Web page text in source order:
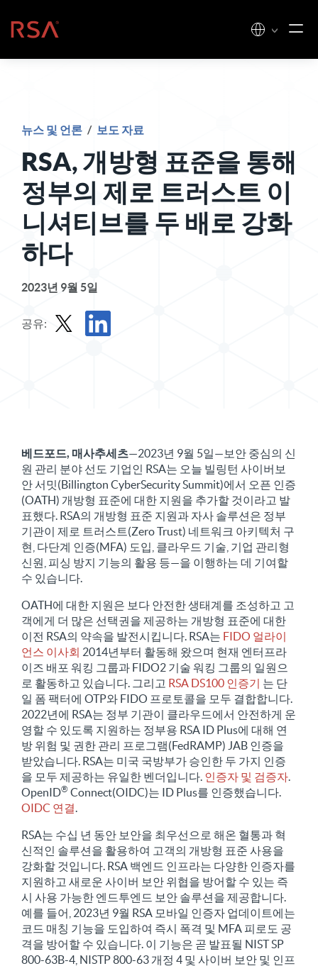
홈
뉴스 및 언론 / 보도 자료
RSA, 개방형 표준을 통해
정부의 제로 트러스트 이
니셔티브를 두 배로 강화
하다
2023년 9월 5일
공유:
베드포드, 매사추세츠—2023년 9월 5일—보안 중심의 신
원 관리 분야 선도 기업인 RSA는 오늘 빌링턴 사이버보
안 서밋(Billington CyberSecurity Summit)에서 오픈 인증
(OATH) 개방형 표준에 대한 지원을 추가할 것이라고 발
표했다. RSA의 개방형 표준 지원과 자사 솔루션은 정부
기관이 제로 트러스트(Zero Trust) 네트워크 아키텍처 구
현, 다단계 인증(MFA) 도입, 클라우드 기술, 기업 관리형
신원, 피싱 방지 기능의 활용 등—을 이행하는 데 기여할
수 있습니다.
OATH에 대한 지원은 보다 안전한 생태계를 조성하고 고
객에게 더 많은 선택권을 제공하는 개방형 표준에 대한
이전 RSA의 약속을 발전시킵니다. RSA는 FIDO 얼라이
언스 이사회 2014년부터 활동해 왔으며 현재 엔터프라
이즈 배포 워킹 그룹과 FIDO2 기술 워킹 그룹의 일원으
로 활동하고 있습니다. 그리고 RSA DS100 인증기 는 단
일 폼 팩터에 OTP와 FIDO 프로토콜을 모두 결합합니다.
2022년에 RSA는 정부 기관이 클라우드에서 안전하게 운
영할 수 있도록 지원하는 정부용 RSA ID Plus에 대해 연
방 위험 및 권한 관리 프로그램(FedRAMP) JAB 인증을
받았습니다. RSA는 미국 국방부가 승인한 두 가지 인증
을 모두 제공하는 유일한 벤더입니다. 인증자 및 검증자.
OpenID® Connect(OIDC)는 ID Plus를 인증했습니다.
OIDC 연결.
RSA는 수십 년 동안 보안을 최우선으로 해온 혈통과 혁
신적인 솔루션을 활용하여 고객의 개방형 표준 사용을
강화할 것입니다. RSA 백엔드 인프라는 다양한 인증자를
지원하고 새로운 사이버 보안 위협을 방어할 수 있는 즉
시 사용 가능한 엔드투엔드 보안 솔루션을 제공합니다.
예를 들어, 2023년 9월 RSA 모바일 인증자 업데이트에는
코드 매칭 기능을 도입하여 즉시 폭격 및 MFA 피로도 공
격을 방어할 수 있습니다. 이 기능은 곧 발표될 NIST SP
800-63B-4, NISTP 800-63 개정 4 및 사이버 보안 및 인프